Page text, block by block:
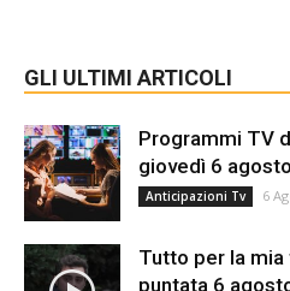
GLI ULTIMI ARTICOLI
Programmi TV
giovedì 6
Anticipazioni Tv 6
Tutto per la
puntata 6